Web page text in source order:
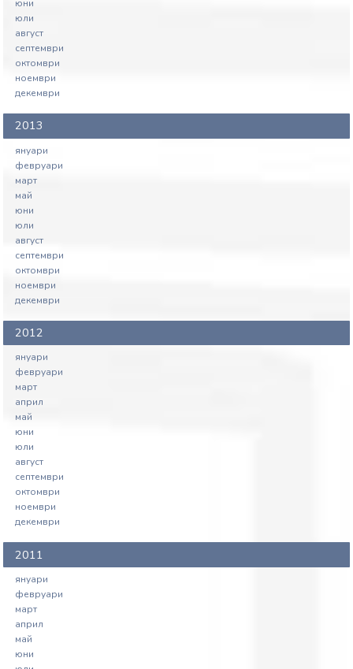
юни
юли
август
септември
октомври
ноември
декември
2013
януари
февруари
март
май
юни
юли
август
септември
октомври
ноември
декември
2012
януари
февруари
март
април
май
юни
юли
август
септември
октомври
ноември
декември
2011
януари
февруари
март
април
май
юни